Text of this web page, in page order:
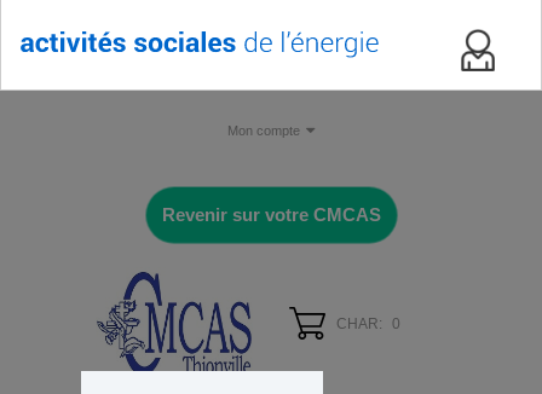
Mon compte
Revenir sur votre CMCAS
CHAR: 0